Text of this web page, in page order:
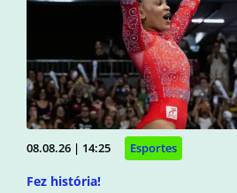
08.08.26 | 14:25 Esportes
Fez história!